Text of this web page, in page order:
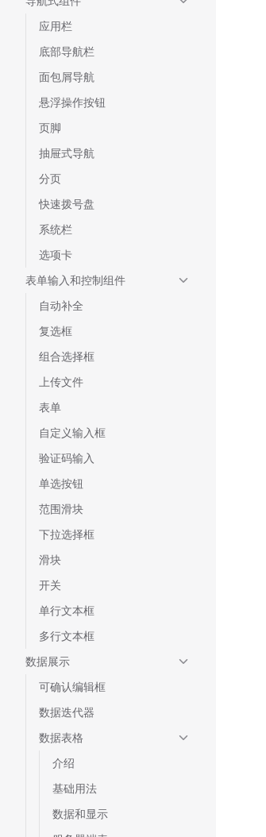
应用栏
底部导航栏
面包屑导航
悬浮操作按钮
页脚
抽屉式导航
分页
快速拨号盘
系统栏
选项卡
表单输入和控制组件
自动补全
复选框
组合选择框
上传文件
表单
自定义输入框
验证码输入
单选按钮
范围滑块
下拉选择框
滑块
开关
单行文本框
多行文本框
数据展示
可确认编辑框
数据迭代器
数据表格
介绍
基础用法
数据和显示